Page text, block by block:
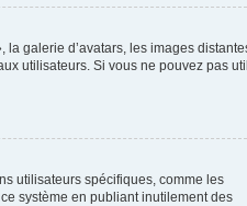
galerie d’avatars, les images
utilisateurs. Si vous ne pouvez pas
utilisateurs spécifiques, comme les
système en publiant inutilement des